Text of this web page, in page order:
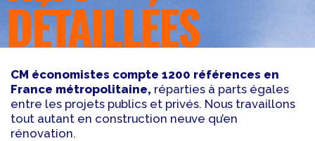
DÉTAILLÉES
CM économistes compte 1200 références en
France métropolitaine, réparties à parts égales
entre les projets publics et privés. Nous travaillons
tout autant en construction neuve qu’en
rénovation.